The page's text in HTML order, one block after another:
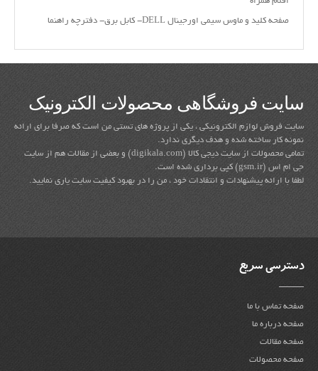
صفحه کلید و ماوس سیمی اورجینال DELL- کابل برق- دفترچه راهنما
سایت فروشگاهی محصولات الکترونیک
سایت فروش لوازم الکترونیکی ، یکی از پروژه های تستی من است که صرفا برای ارائه
نمونه کار ساخته شده و هدف دیگری ندارد.
تمامی محصولات از سایت دیجی کالا (digikala.com) و بعضی از مقالات هم از سایت
جی ام اس (gsm.ir) کپی برداری شده است.
لطفا با ارائه پیشنهادات و انتقادات خود ، من را در بهبود کیفیت سایت یاری نمایید.
دسترسی سریع
صفحه تماس با ما
صفحه درباره ما
صفحه مقالات
صفحه محصولات